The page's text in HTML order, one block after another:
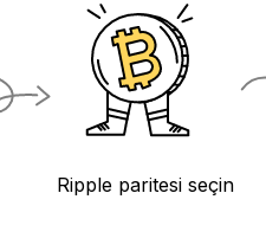
Ripple paritesi seçin